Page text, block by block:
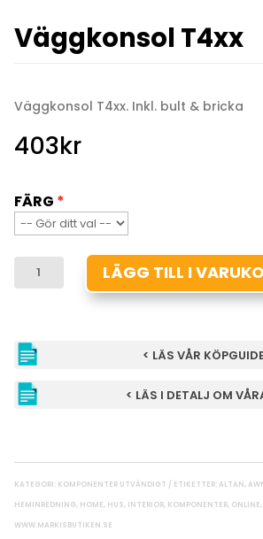
Väggkonsol T4xx
Väggkonsol T4xx. Inkl. bult & bricka
403kr
FÄRG
VÄGGKONSOL
T4XX
LÄGG TILL I
< LÄS VÅR
< LÄS I DETALJ OM
KATEGORI: KOMPONENTER UTVÄNDIGT ETIKETTER:ALTAN,
HEMINREDNING, HOME, HUS, INTERIOR, KOMPONENTER, ONLINE,
WWW.MARKISBUTIKEN.SE